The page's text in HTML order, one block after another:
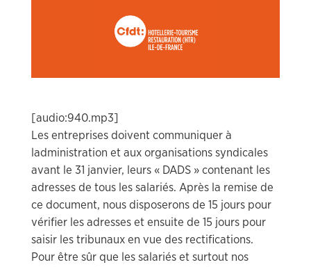
[audio:940.mp3]
Les entreprises doivent communiquer à
ladministration et aux organisations syndicales
avant le 31 janvier, leurs « DADS » contenant les
adresses de tous les salariés. Après la remise de
ce document, nous disposerons de 15 jours pour
vérifier les adresses et ensuite de 15 jours pour
saisir les tribunaux en vue des rectifications.
Pour être sûr que les salariés et surtout nos